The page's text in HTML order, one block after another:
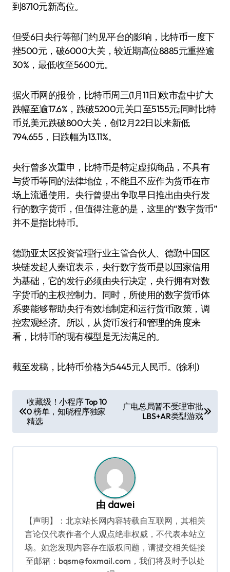
到8710元新高位。
但受6日央行等部门约见平台的影响，比特币一度下
挫500元，破6000大关，较近期高位8885元重挫逾
30%，最低收至5600元。
据火币网的报价，比特币周三(1月11日)欧市盘中扩大
跌幅至逾17.6%，跌破5200元关口至5155元;同时比特
币兑美元跌破800大关，创12月22日以来新低
794.655，日跌幅为13.11%。
央行曾多次重申，比特币是特定虚拟商品，不具有
与货币等同的法律地位，不能且不应作为货币在市
场上流通使用。央行曾提出争取早日推出由央行发
行的数字货币，但值得注意的是，这里的“数字货币”
并不是指比特币。
德勤亚太区投资管理行业主管合伙人、德勤中国区
块链发起人秦谊表示，央行数字货币是以国家信用
为基础，它的发行必须由央行决定，央行拥有对数
字货币的主权控制力。同时，所使用的数字货币体
系要能够帮助央行有效地制定和运行货币政策，调
控宏观经济。所以，从货币发行和管理的角度来
看，比特币的现有模型是无法满足的。
截至发稿，比特币价格为5445元人民币。(徐利)
章
导
航
收藏级！小程序 Top 10
0 榜单，知晓程序独家
精选
广电总局暂不受理审批
LBS+AR类型游戏
由 dawei
【声明】：北京站长网内容转载自互联网，其相关
言论仅代表作者个人观点绝非权威，不代表本站立
场。如您发现内容存在版权问题，请提交相关链接
至邮箱：bqsm@foxmail.com，我们将及时予以处